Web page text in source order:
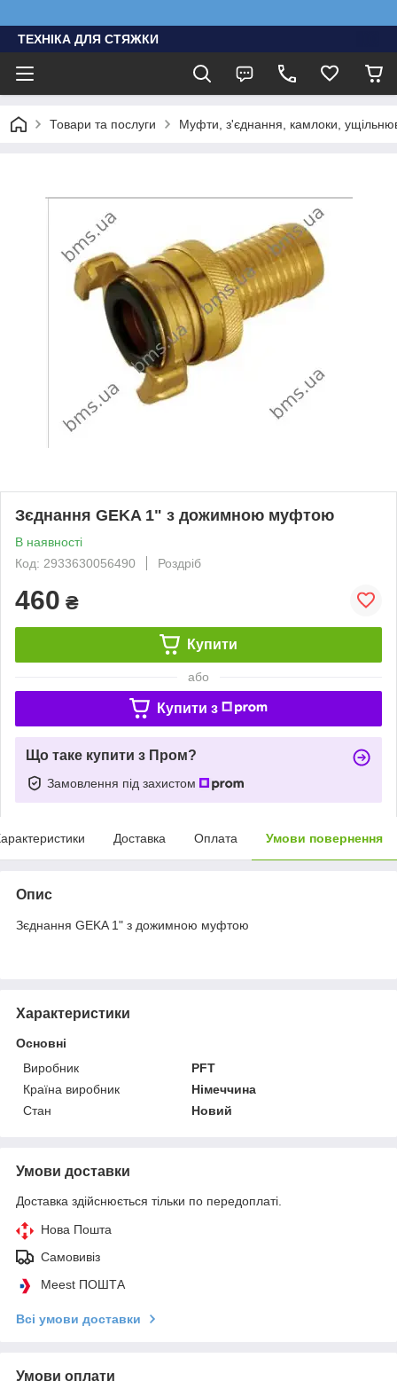
ТЕХНІКА ДЛЯ СТЯЖКИ
Товари та послуги Муфти, з'єднання, камлоки,
Зєднання GEKA 1" з дожимною муфтою
В наявності
Код: 2933630056490
Роздріб
460 ₴
Купити
або
Купити з
Що таке купити з Пром?
Замовлення під захистом
Доставка Оплата Умови повернення
Опис
Зєднання GEKA 1" з дожимною муфтою
Характеристики
Основні
Виробник
PFT
Країна виробник
Німеччина
Стан
Новий
Умови доставки
Доставка здійснюється тільки по передоплаті.
Нова Пошта
Самовивіз
Meest ПОШТА
Всі умови доставки
Умови оплати